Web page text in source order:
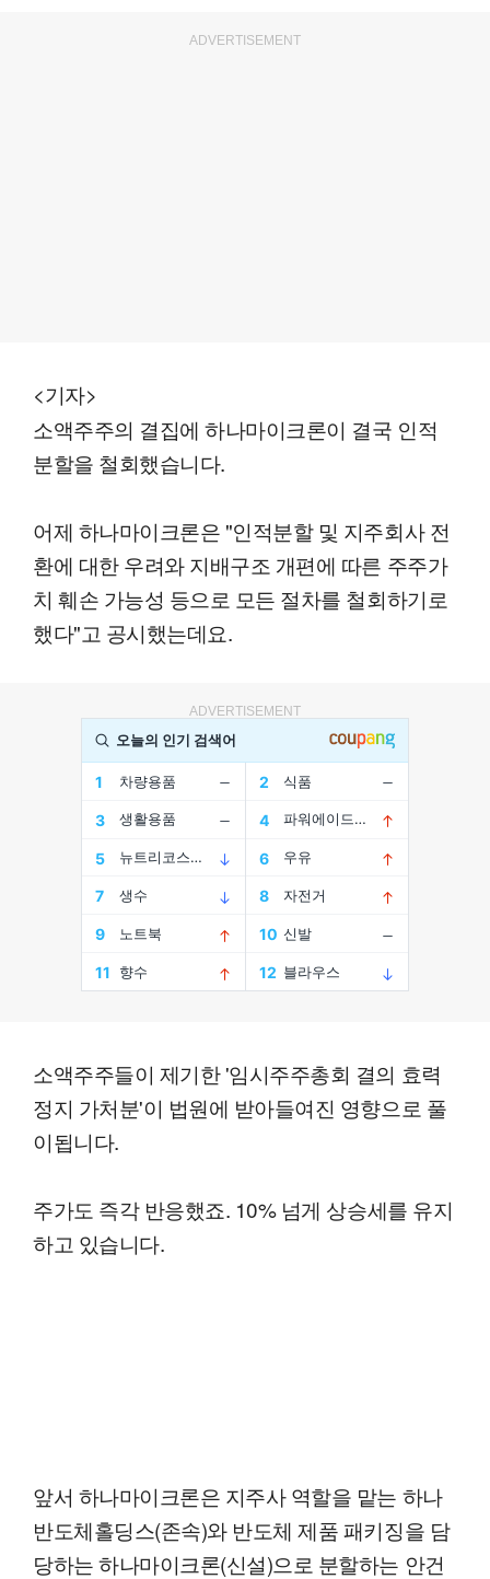
ADVERTISEMENT
<기자>
소액주주의 결집에 하나마이크론이 결국 인적
분할을 철회했습니다.
어제 하나마이크론은 "인적분할 및 지주회사 전
환에 대한 우려와 지배구조 개편에 따른 주주가
치 훼손 가능성 등으로 모든 절차를 철회하기로
했다"고 공시했는데요.
ADVERTISEMENT
소액주주들이 제기한 '임시주주총회 결의 효력
정지 가처분'이 법원에 받아들여진 영향으로 풀
이됩니다.
주가도 즉각 반응했죠. 10% 넘게 상승세를 유지
하고 있습니다.
앞서 하나마이크론은 지주사 역할을 맡는 하나
반도체홀딩스(존속)와 반도체 제품 패키징을 담
당하는 하나마이크론(신설)으로 분할하는 안건